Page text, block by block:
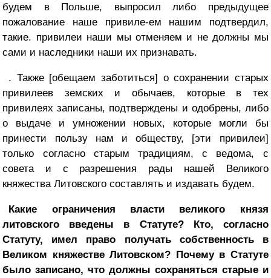
будем в Польше, выпросил либо предыдущее
пожалование наше привиле-ем нашим подтвердил,
такие. привилеи наши мы отменяем и не должны мы
сами и наследники наши их признавать.
. Также [обещаем заботиться] о сохранении старых
привилеев земских и обычаев, которые в тех
привилеях записаны, подтверждены и одобрены, либо
о выдаче и умножении новых, которые могли бы
принести пользу нам и обществу, [эти привилеи]
только согласно старым традициям, с ведома, с
совета и с разрешения рады нашей Великого
княжества Литовского составлять и издавать будем.
Какие ограничения власти великого князя
литовского введены в Статуте? Кто, согласно
Статуту, имел право получать собственность в
Великом княжестве Литовском? Почему в Статуте
было записано, что должны сохраняться старые и